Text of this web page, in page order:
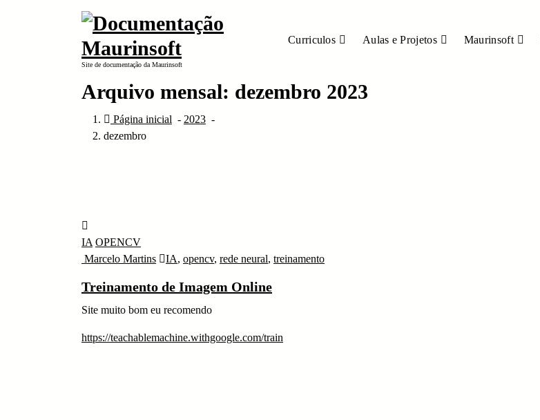
Site de documentação da Maurinsoft
Curriculos Aulas e Projetos Maurinsoft
Arquivo mensal: dezembro 2023
Página inicial - 2023 -
dezembro
IA OPENCV
Marcelo Martins
IA, opencv, rede neural, treinamento
Treinamento de Imagem Online
Site muito bom eu recomendo
https://teachablemachine.withgoogle.com/train